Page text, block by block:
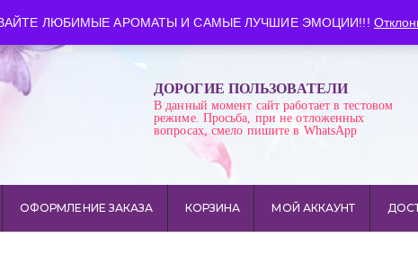
ЛЮБИМЫЕ АРОМАТЫ И САМЫЕ ЛУЧШИЕ ЭМОЦИИ!!!
работы: пн-сб 10:00-21:00
ДОРОГИЕ ПОЛЬЗОВАТЕЛИ
В данный момент сайт работает в тестовом
режиме. Просьба, при не отложенных
вопросах, смело пишите в WhatsApp
ОФОРМЛЕНИЕ ЗАКАЗА КОРЗИНА МОЙ АККАУНТ